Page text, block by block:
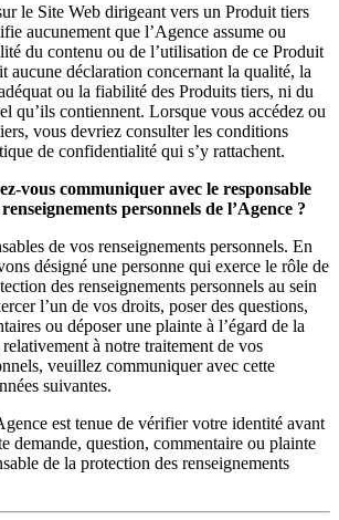
le Site Web dirigeant vers un Produit tiers
aucunement que l’Agence assume ou
du contenu ou de l’utilisation de ce Produit
aucune déclaration concernant la qualité, la
ou la fiabilité des Produits tiers, ni du
qu’ils contiennent. Lorsque vous accédez ou
vous devriez consulter les conditions
de confidentialité qui s’y rattachent.
vous communiquer avec le responsable
personnels de l’Agence ?
de vos renseignements personnels. En
désigné une personne qui exerce le rôle de
des renseignements personnels au sein
l’un de vos droits, poser des questions,
ou déposer une plainte à l’égard de la
à notre traitement de vos
veuillez communiquer avec cette
suivantes.
est tenue de vérifier votre identité avant
demande, question, commentaire ou plainte
de la protection des renseignements